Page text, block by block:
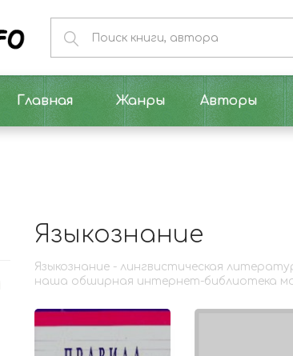
Главная Жанры Авторы
Языкознание
Языкознание - лингвистическая
наша обширная интернет-библиотека